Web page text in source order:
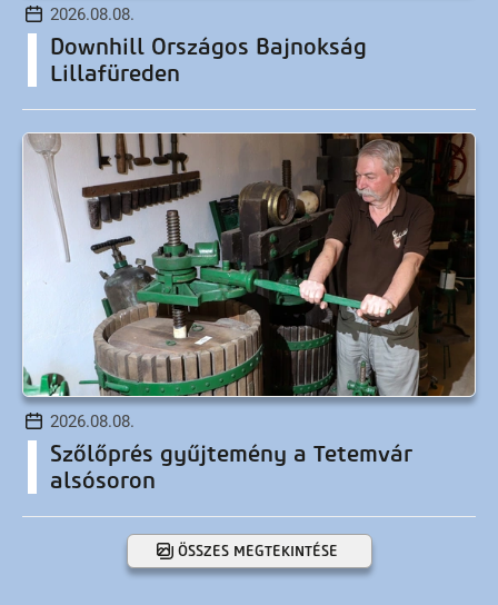
2026.08.08.
Downhill Országos Bajnokság
Lillafüreden
2026.08.08.
Szőlőprés gyűjtemény a Tetemvár
alsósoron
ÖSSZES MEGTEKINTÉSE